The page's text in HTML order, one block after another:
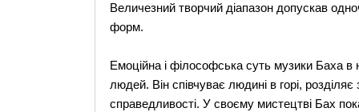
Величезний творчий діапазон допускав
форм.
Емоційна і філософська суть музики Баха в
людей. Він співчуває людині в горі,
справедливості. У своєму мистецтві Бах